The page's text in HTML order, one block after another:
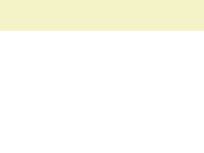
et patients. Notre